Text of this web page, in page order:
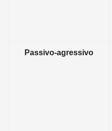
Passivo-agressivo